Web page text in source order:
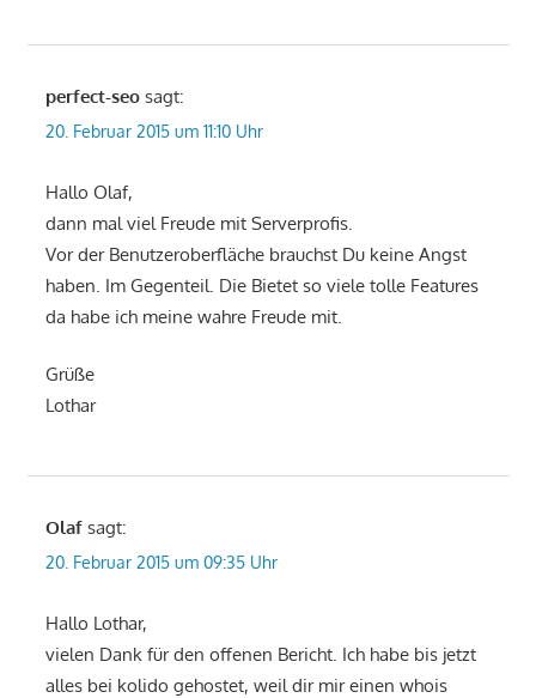
perfect-seo sagt:
20. Februar 2015 um 11:10 Uhr
Hallo Olaf,
dann mal viel Freude mit Serverprofis.
Vor der Benutzeroberfläche brauchst Du keine Angst
haben. Im Gegenteil. Die Bietet so viele tolle Features
da habe ich meine wahre Freude mit.
Grüße
Lothar
Olaf sagt:
20. Februar 2015 um 09:35 Uhr
Hallo Lothar,
vielen Dank für den offenen Bericht. Ich habe bis jetzt
alles bei kolido gehostet, weil dir mir einen whois